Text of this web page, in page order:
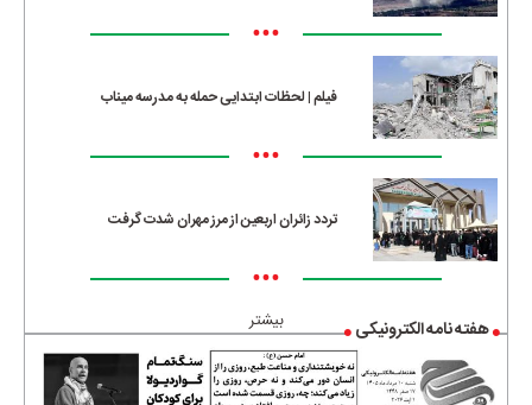
•••
فیلم | لحظات ابتدایی حمله به مدرسه میناب
•••
تردد زائران اربعین از مرز مهران شدت گرفت
•••
بیشتر هفته نامه الکترونیکی